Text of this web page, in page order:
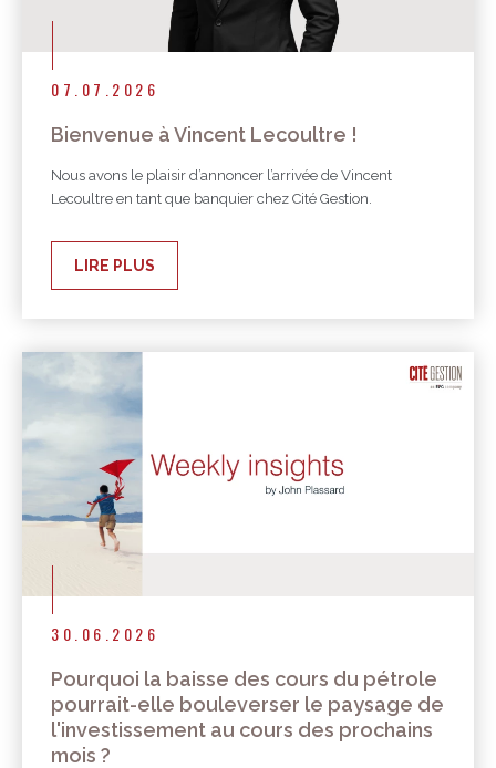
07.07.2026
Bienvenue à Vincent Lecoultre !
Nous avons le plaisir d’annoncer l’arrivée de Vincent
Lecoultre en tant que banquier chez Cité Gestion.
LIRE PLUS
30.06.2026
Pourquoi la baisse des cours du pétrole
pourrait-elle bouleverser le paysage de
l'investissement au cours des prochains
mois ?